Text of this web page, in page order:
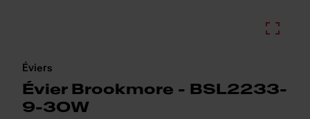
Éviers
Évier Brookmore - BSL2233-
9-3OW